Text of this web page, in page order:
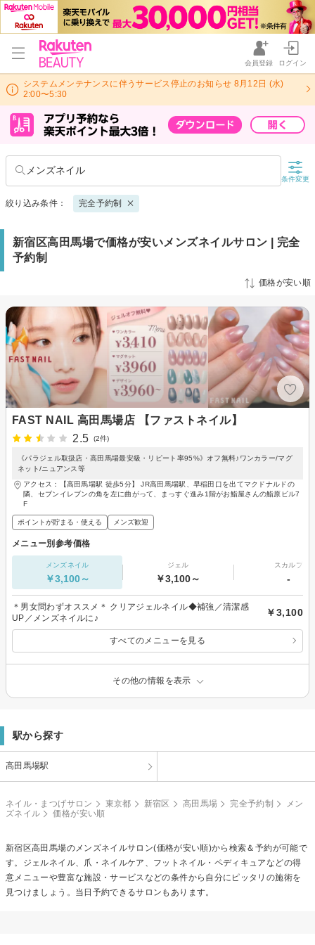
会員登録 ログイン
システムメンテナンスに伴うサービス停止のお知らせ 8月12日 (水)
2:00〜5:30
メンズネイル
条件変更
絞り込み条件： 完全予約制
新宿区高田馬場で価格が安いメンズネイルサロン | 完全
予約制
価格が安い順
FAST NAIL 高田馬場店 【ファストネイル】
2.5
(2件)
《パラジェル取扱店・高田馬場最安級・リピート率95%》オフ無料♪ワンカラー/マグ
ネット/ニュアンス等
アクセス：【高田馬場駅 徒歩5分】 JR高田馬場駅、早稲田口を出てマクドナルドの
隣、セブンイレブンの角を左に曲がって、まっすぐ進み1階がお鮨屋さんの鮨原ビル7
F
ポイントが貯まる・使える メンズ歓迎
メニュー別参考価格
メンズネイル
￥3,100～
ジェル
￥3,100～
スカルプ
-
＊男女問わずオススメ＊ クリアジェルネイル◆補強／清潔感
UP／メンズネイルに♪
￥3,100
すべてのメニューを見る
その他の情報を表示
駅から探す
高田馬場駅
ネイル・まつげサロン 東京都 新宿区 高田馬場 完全予約制
メン
ズネイル
価格が安い順
新宿区高田馬場のメンズネイルサロン(価格が安い順)から検索＆予約が可能で
す。ジェルネイル、爪・ネイルケア、フットネイル・ペディキュアなどの得
意メニューや豊富な施設・サービスなどの条件から自分にピッタリの施術を
見つけましょう。当日予約できるサロンもあります。